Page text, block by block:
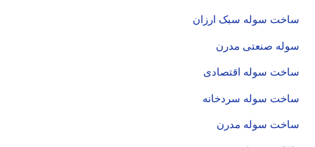
ساخت سوله سبک ارزان
سوله صنعتی مدرن
ساخت سوله اقتصادی
ساخت سوله سردخانه
ساخت سوله مدرن